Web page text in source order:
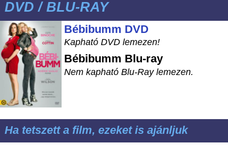
DVD / BLU-RAY
Bébibumm DVD
Kapható DVD lemezen!
Bébibumm Blu-ray
Nem kapható Blu-Ray lemezen.
Ha tetszett a film, ezeket is ajánljuk